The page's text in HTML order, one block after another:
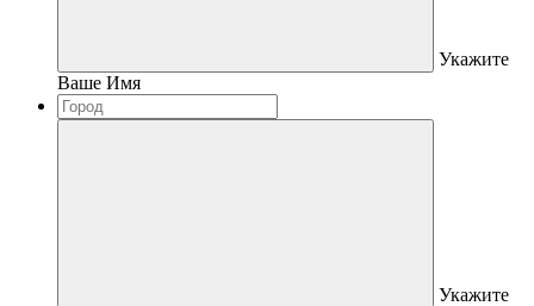
Укажите
Ваше Имя
Укажите